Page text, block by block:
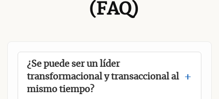
(FAQ)
¿Se puede ser un líder
transformacional y transaccional al
mismo tiempo?